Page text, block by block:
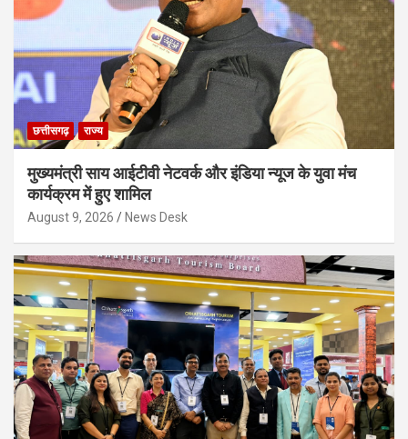
छत्तीसगढ़ राज्य
मुख्यमंत्री साय आईटीवी नेटवर्क और इंडिया न्यूज के युवा मंच
कार्यक्रम में हुए शामिल
August 9, 2026 News Desk